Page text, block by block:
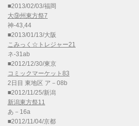
■2013/02/03/福岡
大⑨州東方祭7
神-43,44
■2013/01/13/大阪
こみっく☆トレジャー21
ネ-31ab
■2012/12/30/東京
コミックマーケット83
2日目 東地区 ア－08b
■2012/11/25/新潟
新潟東方祭11
あ－16a
■2012/11/04/京都